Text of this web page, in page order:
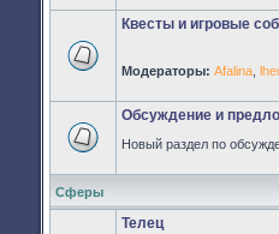
Нет
сообщений
Квесты и игровые
Модераторы: Afalina
непрочитанных
Обсуждение и
Новый раздел по
Сферы
Телец